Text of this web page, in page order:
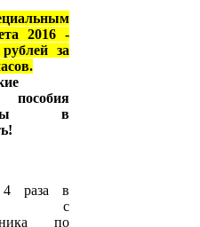
2016 -
за
пособия
в
4 раза в
с
по